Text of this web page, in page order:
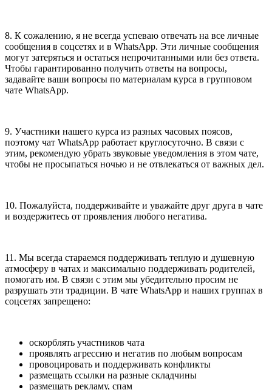
8. К сожалению, я не всегда успеваю отвечать на все личные
сообщения в соцсетях и в WhatsApp. Эти личные сообщения
могут затеряться и остаться непрочитанными или без ответа.
Чтобы гарантированно получить ответы на вопросы,
задавайте ваши вопросы по материалам курса в групповом
чате WhatsApp.
9. Участники нашего курса из разных часовых поясов,
поэтому чат WhatsApp работает круглосуточно. В связи с
этим, рекомендую убрать звуковые уведомления в этом чате,
чтобы не просыпаться ночью и не отвлекаться от важных дел.
10. Пожалуйста, поддерживайте и уважайте друг друга в чате
и воздержитесь от проявления любого негатива.
11. Мы всегда стараемся поддерживать теплую и душевную
атмосферу в чатах и максимально поддерживать родителей,
помогать им. В связи с этим мы убедительно просим не
разрушать эти традиции. В чате WhatsApp и наших группах в
соцсетях запрещено:
оскорблять участников чата
проявлять агрессию и негатив по любым вопросам
провоцировать и поддерживать конфликты
размещать ссылки на разные складчины
размещать рекламу, спам